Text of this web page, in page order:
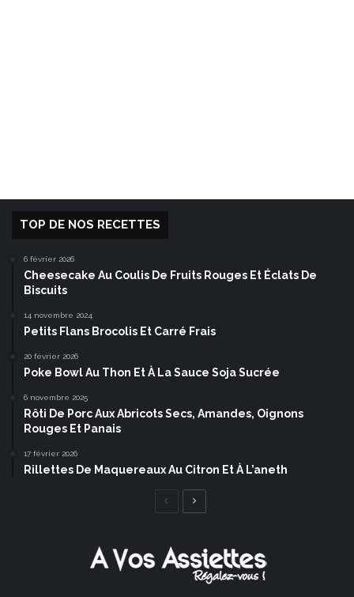
TOP DE NOS RECETTES
6 février 2026
Cheesecake Au Coulis De Fruits Rouges Et Éclats De
Biscuits
14 novembre 2024
Petits Flans Brocolis Et Carré Frais
20 février 2026
Poke Bowl Au Thon Et À La Sauce Soja Sucrée
6 novembre 2025
Rôti De Porc Aux Abricots Secs, Amandes, Oignons
Rouges Et Panais
17 février 2026
Rillettes De Maquereaux Au Citron Et À L’aneth
Page